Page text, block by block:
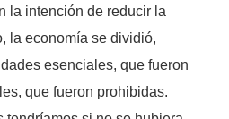
la intención de reducir la
la economía se dividió,
esenciales, que fueron
que fueron prohibidas.